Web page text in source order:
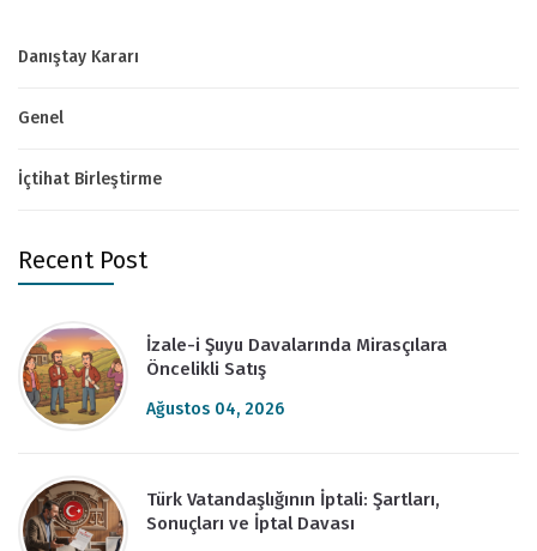
Danıştay Kararı
Genel
İçtihat Birleştirme
Recent Post
İzale-i Şuyu Davalarında Mirasçılara
Öncelikli Satış
Ağustos 04, 2026
Türk Vatandaşlığının İptali: Şartları,
Sonuçları ve İptal Davası